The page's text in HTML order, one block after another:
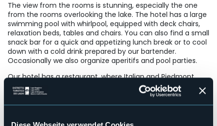
The view from the rooms is stunning, especially the one
from the rooms overlooking the lake. The hotel has a large
swimming pool with whirlpool, equipped with deck chairs,
relaxation beds, tables and chairs. You can also find a small
snack bar for a quick and appetizing lunch break or to cool
down with a cold drink prepared by our bartender.
Occasionally we also organize aperitifs and pool parties.
Our hotel has a restaurant, where Italian and Piedmont
traditional dishes are served
Strukturen für Behinderten
No
Wellness